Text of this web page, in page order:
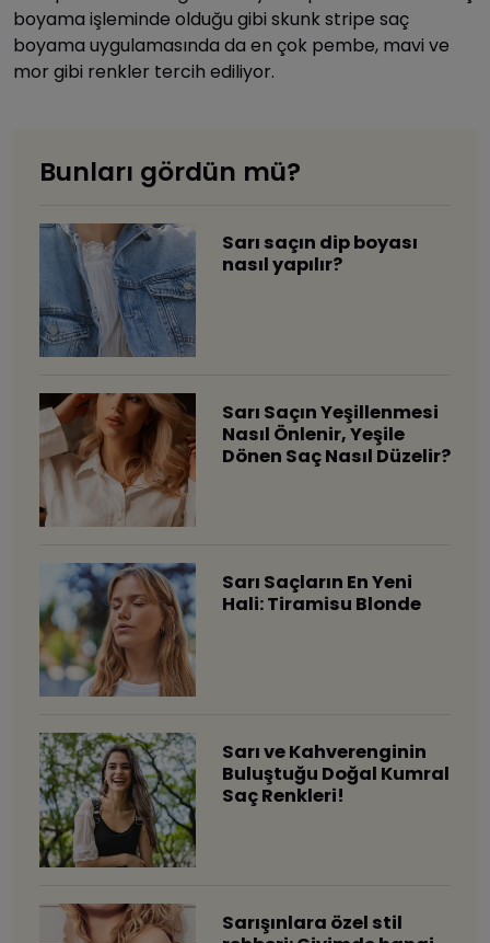
boyama işleminde olduğu gibi skunk stripe saç
boyama uygulamasında da en çok pembe, mavi ve
mor gibi renkler tercih ediliyor.
Bunları gördün mü?
​Sarı saçın dip boyası
nasıl yapılır?
Sarı Saçın Yeşillenmesi
Nasıl Önlenir, Yeşile
Dönen Saç Nasıl Düzelir?
Sarı Saçların En Yeni
Hali: Tiramisu Blonde
Sarı ve Kahverenginin
Buluştuğu Doğal Kumral
Saç Renkleri!
Sarışınlara özel stil